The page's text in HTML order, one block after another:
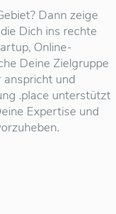
Dann zeige
Dich ins rechte
Online-
Deine Zielgruppe
und
.place unterstützt
Expertise und